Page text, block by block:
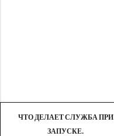
ЧТО ДЕЛАЕТ СЛУЖБА ПРИ
ЗАПУСКЕ.